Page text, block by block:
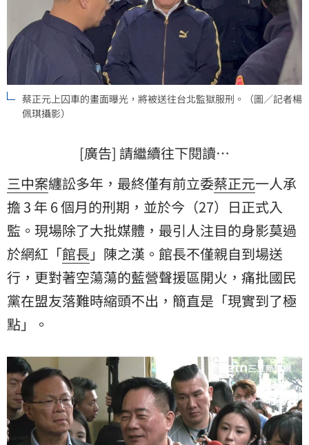
蔡正元上囚車的畫面曝光，將被送往台北監獄服刑。（圖／記者楊
佩琪攝影）
[廣告] 請繼續往下閱讀…
三中案纏訟多年，最終僅有前立委蔡正元一人承
擔 3 年 6 個月的刑期，並於今（27）日正式入
監。現場除了大批媒體，最引人注目的身影莫過
於網紅「館長 」陳之漢。館長不僅親自到場送
行，更對著空蕩蕩的藍營聲援區開火，痛批國民
黨在盟友落難時縮頭不出，簡直是「現實到了極
點」。